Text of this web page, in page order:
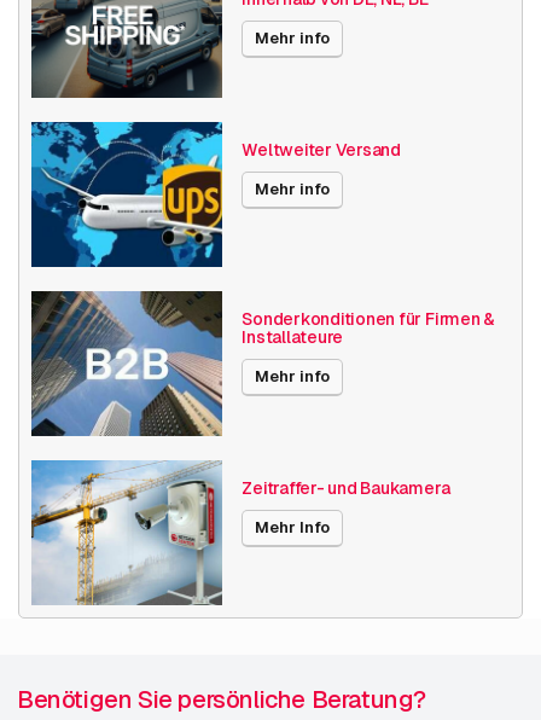
Mehr info
Weltweiter Versand
Mehr info
Sonderkonditionen für Firmen &
Installateure
Mehr info
Zeitraffer- und Baukamera
Mehr Info
Benötigen Sie persönliche Beratung?